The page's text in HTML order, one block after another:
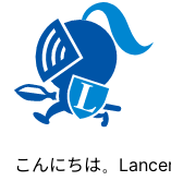
こんにちは。